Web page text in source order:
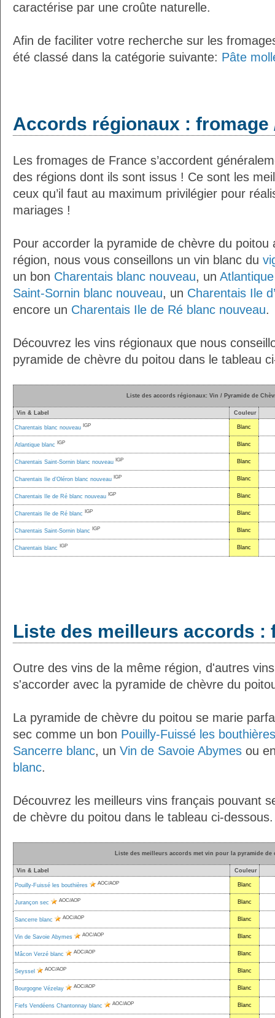
caractérise par une croûte naturelle.
Afin de faciliter votre recherche sur les
été classé dans la catégorie suivante: Pâte
Accords régionaux : fromage
Les fromages de France s’accordent
des régions dont ils sont issus ! Ce sont les
ceux qu’il faut au maximum privilégier pour
mariages !
Pour accorder la pyramide de chèvre du poitou
région, nous vous conseillons un vin blanc du
un bon Charentais blanc nouveau, un
Saint-Sornin blanc nouveau, un Charentais Ile
encore un Charentais Ile de Ré blanc nouveau.
Découvrez les vins régionaux que nous
pyramide de chèvre du poitou dans le tableau
Liste des accords régionaux: Vin / Pyramide de
Vin & Label Couleur
Charentais blanc nouveau IGP Blanc
Atlantique blanc IGP Blanc
Charentais Saint-Sornin blanc nouveau IGP Blanc
Charentais Ile d’Oléron blanc nouveau IGP Blanc
Charentais Ile de Ré blanc nouveau IGP Blanc
Charentais Ile de Ré blanc IGP Blanc
Charentais Saint-Sornin blanc IGP Blanc
Charentais blanc IGP Blanc
Liste des meilleurs accords :
Outre des vins de la même région, d'autres
s'accorder avec la pyramide de chèvre du
La pyramide de chèvre du poitou se marie
sec comme un bon Pouilly-Fuissé les bouthières
Sancerre blanc, un Vin de Savoie Abymes ou
blanc.
Découvrez les meilleurs vins français pouvant
de chèvre du poitou dans le tableau ci-dessous.
Liste des meilleurs accords met vin pour la pyramide de
Vin & Label Couleur
Pouilly-Fuissé les bouthières AOC/AOP Blanc
Jurançon sec AOC/AOP Blanc
Sancerre blanc AOC/AOP Blanc
Vin de Savoie Abymes AOC/AOP Blanc
Mâcon Verzé blanc AOC/AOP Blanc
Seyssel AOC/AOP Blanc
Bourgogne Vézelay AOC/AOP Blanc
Fiefs Vendéens Chantonnay blanc AOC/AOP Blanc